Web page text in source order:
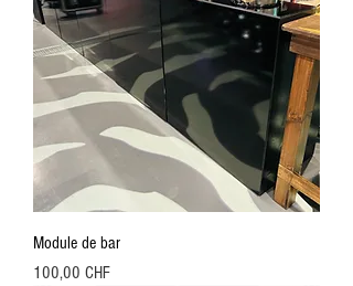
Module de bar
Preis
100,00 CHF